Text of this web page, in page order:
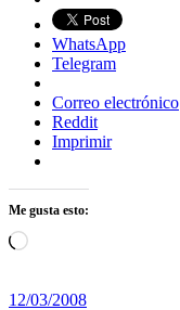
WhatsApp
Telegram
Correo electrónico
Reddit
Imprimir
Me gusta esto:
Cargando...
12/03/2008